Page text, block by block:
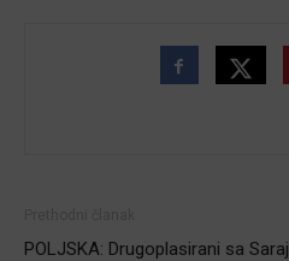
POLJSKA: Drugoplasirani sa